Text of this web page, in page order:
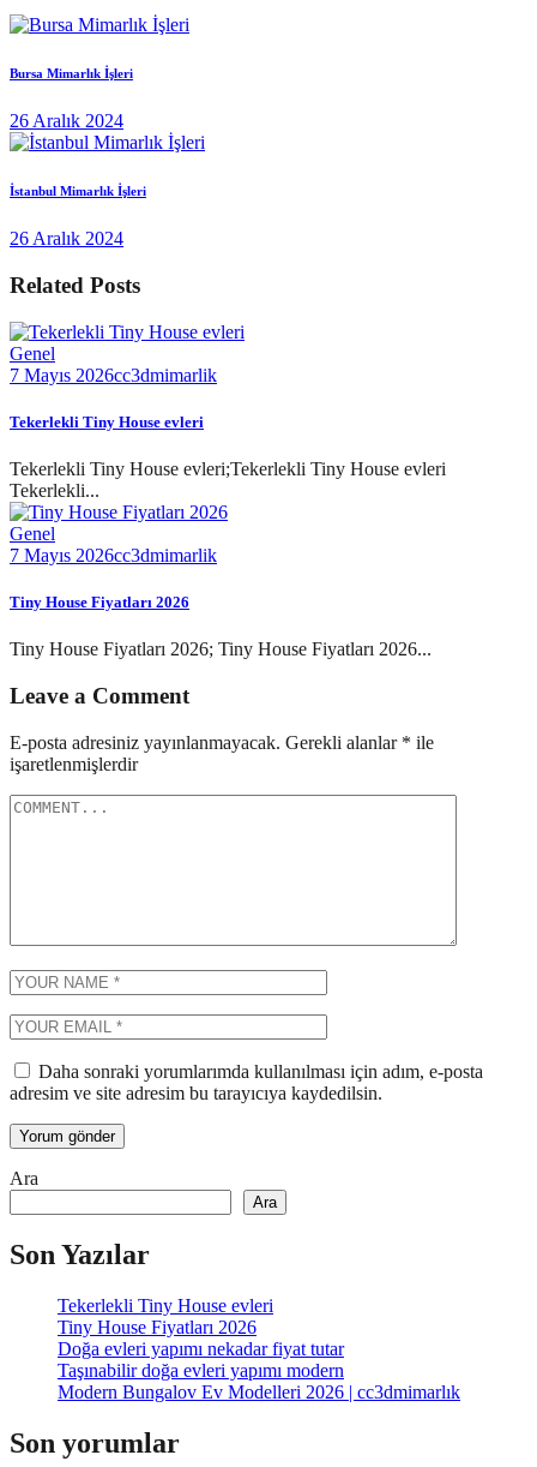
Bursa Mimarlık İşleri
26 Aralık 2024
İstanbul Mimarlık İşleri
26 Aralık 2024
Related Posts
Genel
7 Mayıs 2026cc3dmimarlik
Tekerlekli Tiny House evleri
Tekerlekli Tiny House evleri;Tekerlekli Tiny House evleri
Tekerlekli...
Genel
7 Mayıs 2026cc3dmimarlik
Tiny House Fiyatları 2026
Tiny House Fiyatları 2026; Tiny House Fiyatları 2026...
Leave a Comment
E-posta adresiniz yayınlanmayacak. Gerekli alanlar * ile
işaretlenmişlerdir
Daha sonraki yorumlarımda kullanılması için adım, e-posta
adresim ve site adresim bu tarayıcıya kaydedilsin.
Ara
Ara
Son Yazılar
Tekerlekli Tiny House evleri
Tiny House Fiyatları 2026
Doğa evleri yapımı nekadar fiyat tutar
Taşınabilir doğa evleri yapımı modern
Modern Bungalov Ev Modelleri 2026 | cc3dmimarlık
Son yorumlar